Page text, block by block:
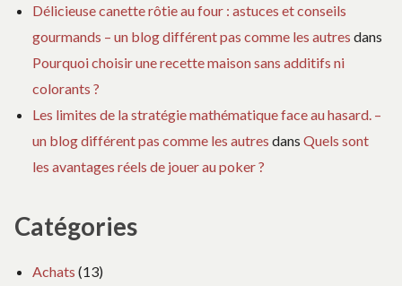
Délicieuse canette rôtie au four : astuces et conseils
gourmands – un blog différent pas comme les autres dans
Pourquoi choisir une recette maison sans additifs ni
colorants ?
Les limites de la stratégie mathématique face au hasard. –
un blog différent pas comme les autres dans Quels sont
les avantages réels de jouer au poker ?
Catégories
Achats (13)